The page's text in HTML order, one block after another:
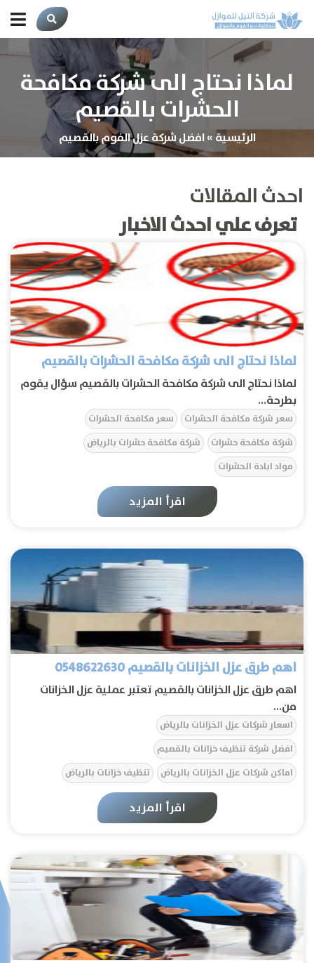
لماذا نحتاج الى شركة مكافحة
الحشرات بالقصيم
الرئيسية»افضل شركة عزل الفوم بالقصيم
احدث المقالات
تعرف علي احدث الاخبار
لماذا نحتاج الى شركة مكافحة الحشرات بالقصيم
لماذا نحتاج الى شركة مكافحة الحشرات بالقصيم سؤال يقوم
بطرحة...
سعر شركة مكافحة الحشرات
سعر مكافحة الحشرات
شركة مكافحة حشرات
شركة مكافحة حشرات بالرياض
مواد ابادة الحشرات
اقرأ المزيد
اهم طرق عزل الخزانات بالقصيم 0548622630
اهم طرق عزل الخزانات بالقصيم تعتبر عملية عزل الخزانات
من...
اسعار شركات عزل الخزانات بالرياض
افضل شركة تنظيف خزانات بالقصيم
اماكن شركات عزل الخزانات بالرياض
تنظيف خزانات بالرياض
سعر شركة عزل الخزانات بالرياض
اقرأ المزيد